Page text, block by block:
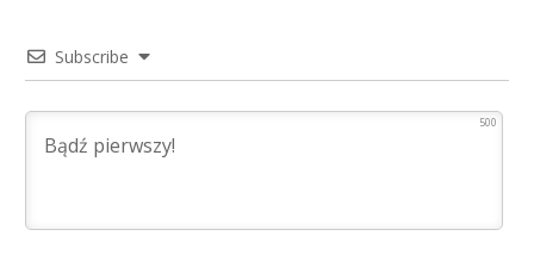
Subscribe
500